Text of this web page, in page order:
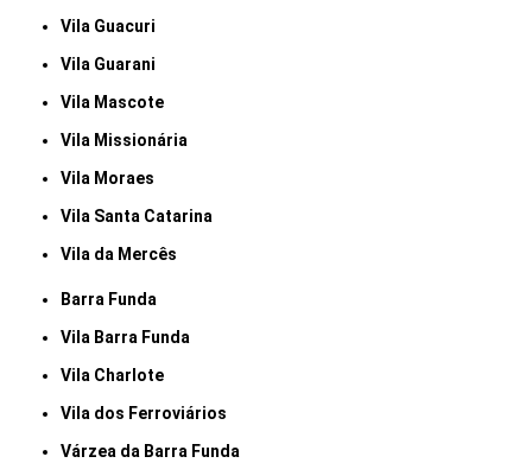
Vila Guacuri
Vila Guarani
Vila Mascote
Vila Missionária
Vila Moraes
Vila Santa Catarina
Vila da Mercês
Barra Funda
Vila Barra Funda
Vila Charlote
Vila dos Ferroviários
Várzea da Barra Funda